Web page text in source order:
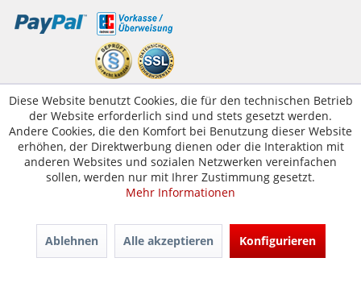
Kundenservice
Servicetelefon:05223-1830016
E-Mail:kontakt@tuer-und-zarge.de
© Tür-und-Zarge.de 2017
Diese Website benutzt Cookies, die für den technischen Betrieb
der Website erforderlich sind und stets gesetzt werden.
Andere Cookies, die den Komfort bei Benutzung dieser Website
erhöhen, der Direktwerbung dienen oder die Interaktion mit
anderen Websites und sozialen Netzwerken vereinfachen
sollen, werden nur mit Ihrer Zustimmung gesetzt.
Mehr Informationen
Ablehnen Alle akzeptieren Konfigurieren